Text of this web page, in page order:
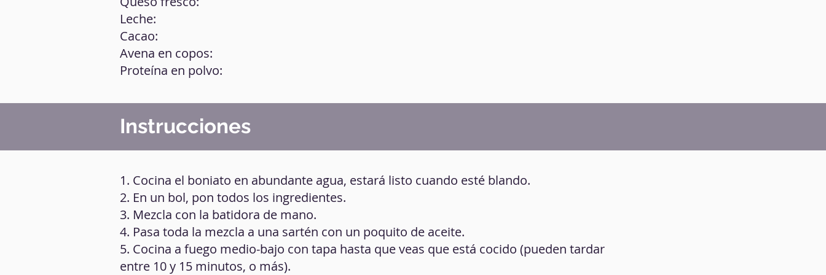
Leche:
Cacao:
Avena en copos:
Proteína en polvo:
Instrucciones
1. Cocina el boniato en abundante agua, estará listo cuando esté blando.
2. En un bol, pon todos los ingredientes.
3. Mezcla con la batidora de mano.
4. Pasa toda la mezcla a una sartén con un poquito de aceite.
5. Cocina a fuego medio-bajo con tapa hasta que veas que está cocido (pueden tardar
entre 10 y 15 minutos, o más).